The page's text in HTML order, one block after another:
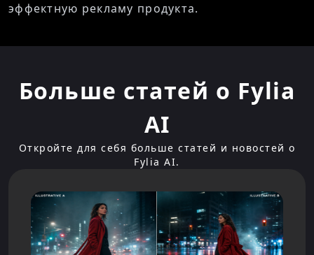
эффектную рекламу продукта.
Больше статей о Fylia
AI
Откройте для себя больше статей и новостей о
Fylia AI.